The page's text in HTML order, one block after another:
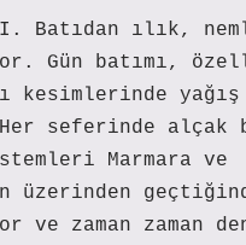
Batıdan ılık,
Gün batımı,
kesimlerinde yağış
seferinde alçak
Marmara ve
üzerinden
ve zaman zaman